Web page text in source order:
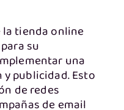
la tienda online
su
una
publicidad. Esto
de redes
de email